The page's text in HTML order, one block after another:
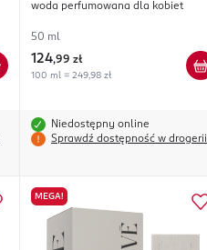
woda perfumowana dla kobiet
50 ml
124,99 zł
100 ml = 249,98 zł
Niedostępny online
Sprawdź dostępność w drogerii
MEGA!